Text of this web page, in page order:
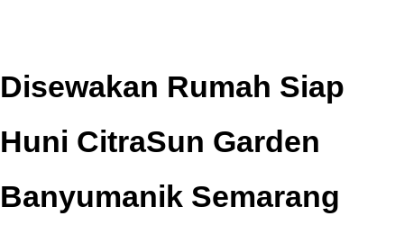
Disewakan Rumah Siap
Huni CitraSun Garden
Banyumanik Semarang